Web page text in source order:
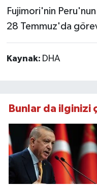
Fujimori'nin Peru'nun
28 Temmuz'da
Kaynak: DHA
Bunlar da ilginizi